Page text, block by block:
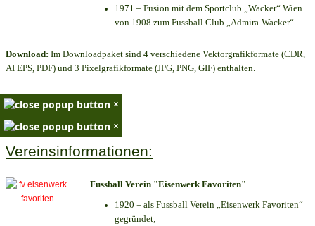
1971 – Fusion mit dem Sportclub „Wacker“ Wien
von 1908 zum Fussball Club „Admira-Wacker“
Download: Im Downloadpaket sind 4 verschiedene Vektorgrafikformate (CDR,
AI EPS, PDF) und 3 Pixelgrafikformate (JPG, PNG, GIF) enthalten.
×
×
Vereinsinformationen:
Fussball Verein "Eisenwerk Favoriten"
1920 = als Fussball Verein „Eisenwerk Favoriten“
gegründet;